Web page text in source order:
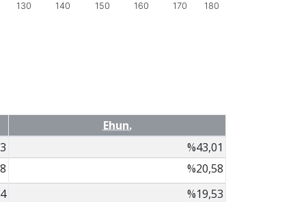
130 140 150 160 170 180
Ehun.
%43,01
%20,58
%19,53